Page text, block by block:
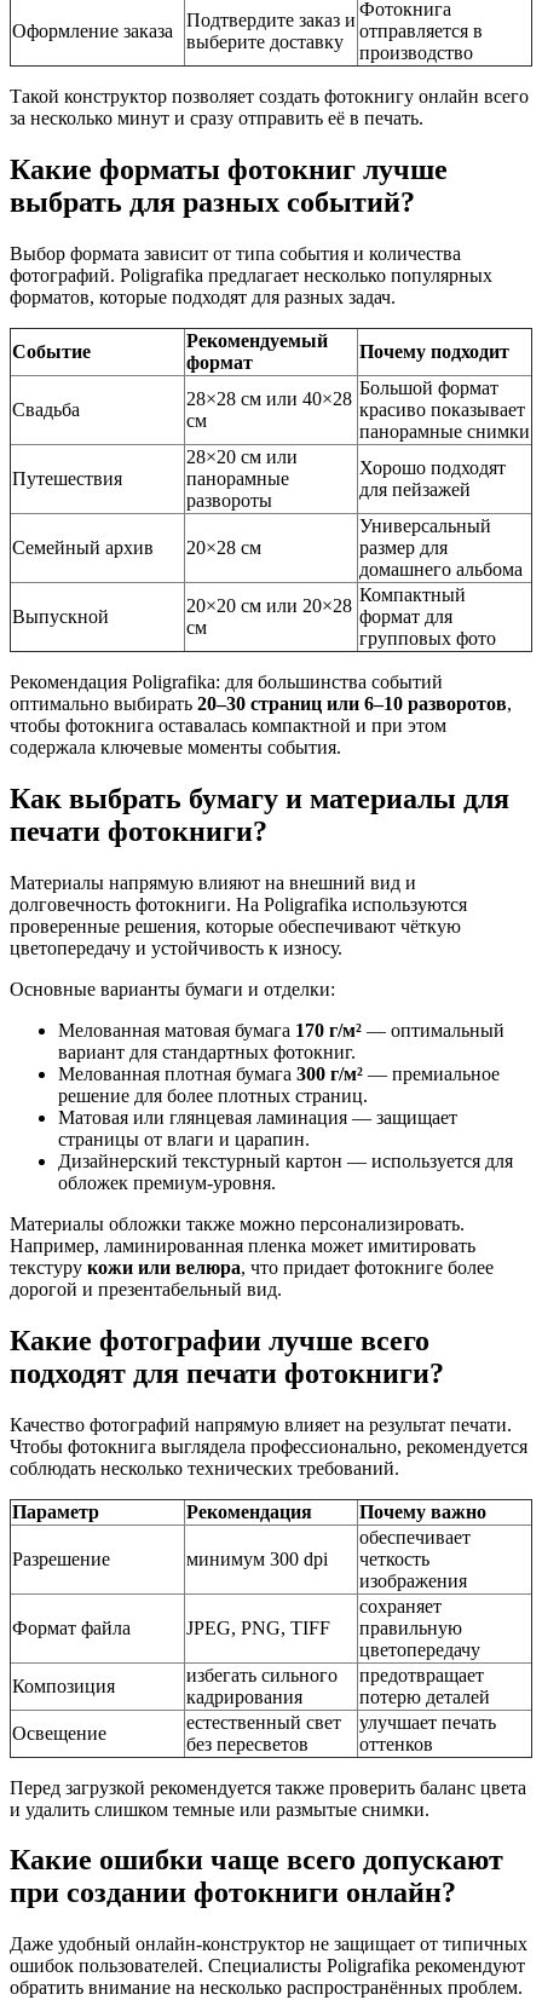
Оформление заказа
Подтвердите заказ и
выберите доставку
Фотокнига
отправляется в
производство
Такой конструктор позволяет создать фотокнигу онлайн всего
за несколько минут и сразу отправить её в печать.
Какие форматы фотокниг лучше
выбрать для разных событий?
Выбор формата зависит от типа события и количества
фотографий. Poligrafika предлагает несколько популярных
форматов, которые подходят для разных задач.
Событие
Рекомендуемый
формат
Почему подходит
Свадьба
28×28 см или 40×28
см
Большой формат
красиво показывает
панорамные снимки
Путешествия
28×20 см или
панорамные
развороты
Хорошо подходят
для пейзажей
Семейный архив 20×28 см
Универсальный
размер для
домашнего альбома
Выпускной
20×20 см или 20×28
см
Компактный
формат для
групповых фото
Рекомендация Poligrafika: для большинства событий
оптимально выбирать 20–30 страниц или 6–10 разворотов,
чтобы фотокнига оставалась компактной и при этом
содержала ключевые моменты события.
Как выбрать бумагу и материалы для
печати фотокниги?
Материалы напрямую влияют на внешний вид и
долговечность фотокниги. На Poligrafika используются
проверенные решения, которые обеспечивают чёткую
цветопередачу и устойчивость к износу.
Основные варианты бумаги и отделки:
Мелованная матовая бумага 170 г/м² — оптимальный
вариант для стандартных фотокниг.
Мелованная плотная бумага 300 г/м² — премиальное
решение для более плотных страниц.
Матовая или глянцевая ламинация — защищает
страницы от влаги и царапин.
Дизайнерский текстурный картон — используется для
обложек премиум‑уровня.
Материалы обложки также можно персонализировать.
Например, ламинированная пленка может имитировать
текстуру кожи или велюра, что придает фотокниге более
дорогой и презентабельный вид.
Какие фотографии лучше всего
подходят для печати фотокниги?
Качество фотографий напрямую влияет на результат печати.
Чтобы фотокнига выглядела профессионально, рекомендуется
соблюдать несколько технических требований.
Параметр Рекомендация Почему важно
Разрешение минимум 300 dpi
обеспечивает
четкость
изображения
Формат файла JPEG, PNG, TIFF
сохраняет
правильную
цветопередачу
Композиция
избегать сильного
кадрирования
предотвращает
потерю деталей
Освещение
естественный свет
без пересветов
улучшает печать
оттенков
Перед загрузкой рекомендуется также проверить баланс цвета
и удалить слишком темные или размытые снимки.
Какие ошибки чаще всего допускают
при создании фотокниги онлайн?
Даже удобный онлайн‑конструктор не защищает от типичных
ошибок пользователей. Специалисты Poligrafika рекомендуют
обратить внимание на несколько распространённых проблем.